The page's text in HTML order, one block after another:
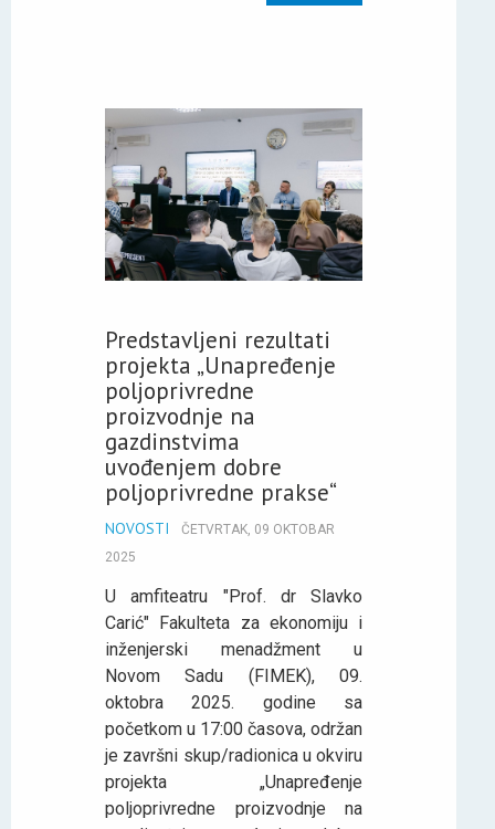
Predstavljeni rezultati
projekta „Unapređenje
poljoprivredne
proizvodnje na
gazdinstvima
uvođenjem dobre
poljoprivredne prakse“
NOVOSTI
ČETVRTAK, 09 OKTOBAR
2025
U amfiteatru "Prof. dr Slavko
Carić" Fakulteta za ekonomiju i
inženjerski menadžment u
Novom Sadu (FIMEK), 09.
oktobra 2025. godine sa
početkom u 17:00 časova, održan
je završni skup/radionica u okviru
projekta „Unapređenje
poljoprivredne proizvodnje na